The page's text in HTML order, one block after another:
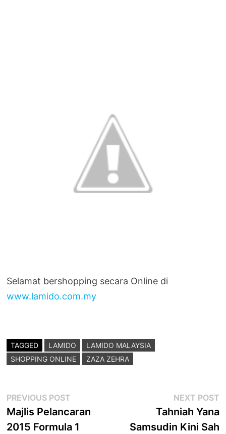
Selamat bershopping secara Online di
www.lamido.com.my
TAGGED LAMIDO
LAMIDO MALAYSIA
SHOPPING ONLINE
ZAZA ZEHRA
Post
navigation
PREVIOUS POST
post:
Majlis Pelancaran
2015 Formula 1
NEXT POST
Tahniah Yana
Samsudin Kini Sah